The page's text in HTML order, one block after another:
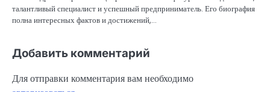
талантливый специалист и успешный предприниматель. Его биография
полна интересных фактов и достижений,…
Добавить комментарий
Для отправки комментария вам необходимо